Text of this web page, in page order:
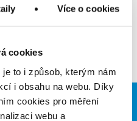
Více o cookies
cookies
to i způsob, kterým nám
i obsahu na webu. Díky
cookies pro měření
webu a
Firmy